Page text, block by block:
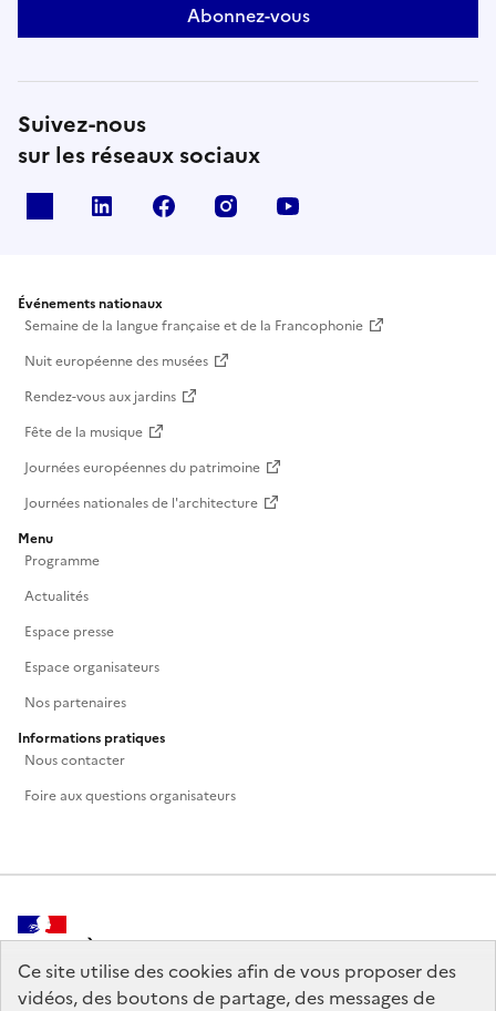
Ce site utilise des cookies afin de vous proposer des
vidéos, des boutons de partage, des messages de
Abonnez-vous
Suivez-nous
sur les réseaux sociaux
Linkedin Facebook Instagram
Événements nationaux
Semaine de la langue française et de la Francophonie
Nuit européenne des musées
Rendez-vous aux jardins
Fête de la musique
Journées européennes du patrimoine
Journées nationales de l'architecture
Menu
Programme
Actualités
Espace presse
Espace organisateurs
Nos partenaires
Informations pratiques
Nous contacter
Foire aux questions organisateurs
MINISTÈRE
DE LA CULTURE